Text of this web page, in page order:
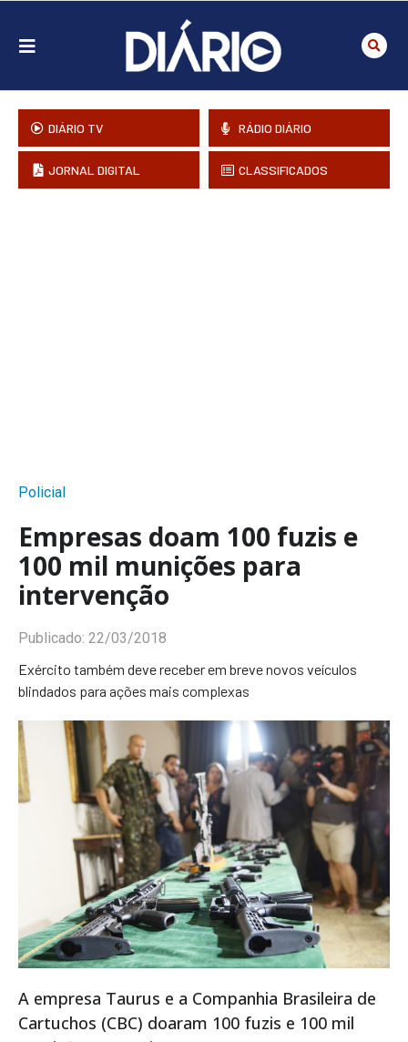
DIÁRIO TV RÁDIO DIÁRIO
JORNAL DIGITAL CLASSIFICADOS
Policial
Empresas doam 100 fuzis e
100 mil munições para
intervenção
Publicado: 22/03/2018
Exército também deve receber em breve novos veículos
blindados para ações mais complexas
A empresa Taurus e a Companhia Brasileira de
Cartuchos (CBC) doaram 100 fuzis e 100 mil